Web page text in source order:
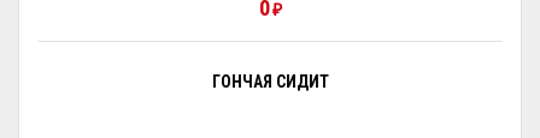
0₽
ГОНЧАЯ СИДИТ